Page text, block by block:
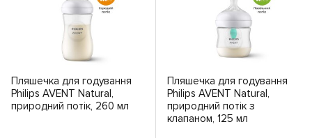
Пляшечка для годування
Philips AVENT Natural,
природний потік, 260 мл
Пляшечка для годування
Philips AVENT Natural,
природний потік з
клапаном, 125 мл